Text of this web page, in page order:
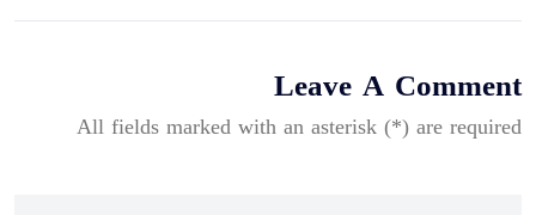
Leave A Comment
All fields marked with an asterisk (*) are required